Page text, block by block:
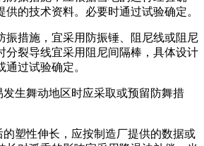
供的技术资料。必要时通过试验确定。
振措施，宜采用防振锤、阻尼线或阻尼
分裂导线宜采用阻尼间隔棒，具体设计
过试验确定。
发生舞动地区时应采取或预留防舞措
的塑性伸长，应按制造厂提供的数据或